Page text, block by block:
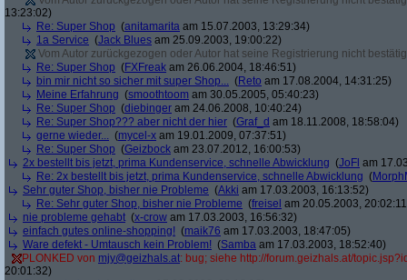
13:23:02)
Re: Super Shop (anitamarita am 15.07.2003, 13:29:34)
1a Service (Jack Blues am 25.09.2003, 19:00:22)
Vom Autor zurückgezogen oder Autor hat seine Registrierung nicht
Re: Super Shop (FXFreak am 26.06.2004, 18:46:51)
bin mir nicht so sicher mit super Shop... (Reto am 17.08.2004, 14:31:25)
Meine Erfahrung (smoothtoom am 30.05.2005, 05:40:23)
Re: Super Shop (diebinger am 24.06.2008, 10:40:24)
Re: Super Shop??? aber nicht der hier (Graf_d am 18.11.2008, 18:58:04)
gerne wieder... (mycel-x am 19.01.2009, 07:37:51)
Re: Super Shop (Geizbock am 23.07.2012, 16:00:53)
2x bestellt bis jetzt, prima Kundenservice, schnelle Abwicklung (JoFl am
Re: 2x bestellt bis jetzt, prima Kundenservice, schnelle Abwicklung (
Sehr guter Shop, bisher nie Probleme (Akki am 17.03.2003, 16:13:52)
Re: Sehr guter Shop, bisher nie Probleme (freisel am 20.05.2003,
nie probleme gehabt (x-crow am 17.03.2003, 16:56:32)
einfach gutes online-shopping! (maik76 am 17.03.2003, 18:47:05)
Ware defekt - Umtausch kein Problem! (Samba am 17.03.2003, 18:52:40)
PLONKED von mjy@geizhals.at: bug; siehe http://forum.geizhals.at/
20:01:32)